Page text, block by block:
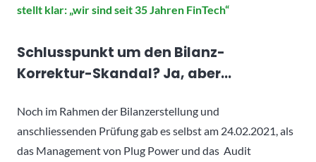
stellt klar: „wir sind seit 35 Jahren FinTech“
Schlusspunkt um den Bilanz-
Korrektur-Skandal? Ja, aber…
Noch im Rahmen der Bilanzerstellung und
anschliessenden Prüfung gab es selbst am 24.02.2021, als
das Management von Plug Power und das Audit